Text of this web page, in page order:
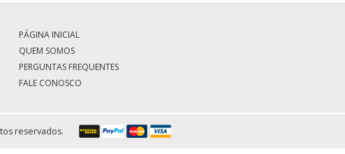
PÁGINA INICIAL
QUEM SOMOS
PERGUNTAS FREQUENTES
FALE CONOSCO
reservados.